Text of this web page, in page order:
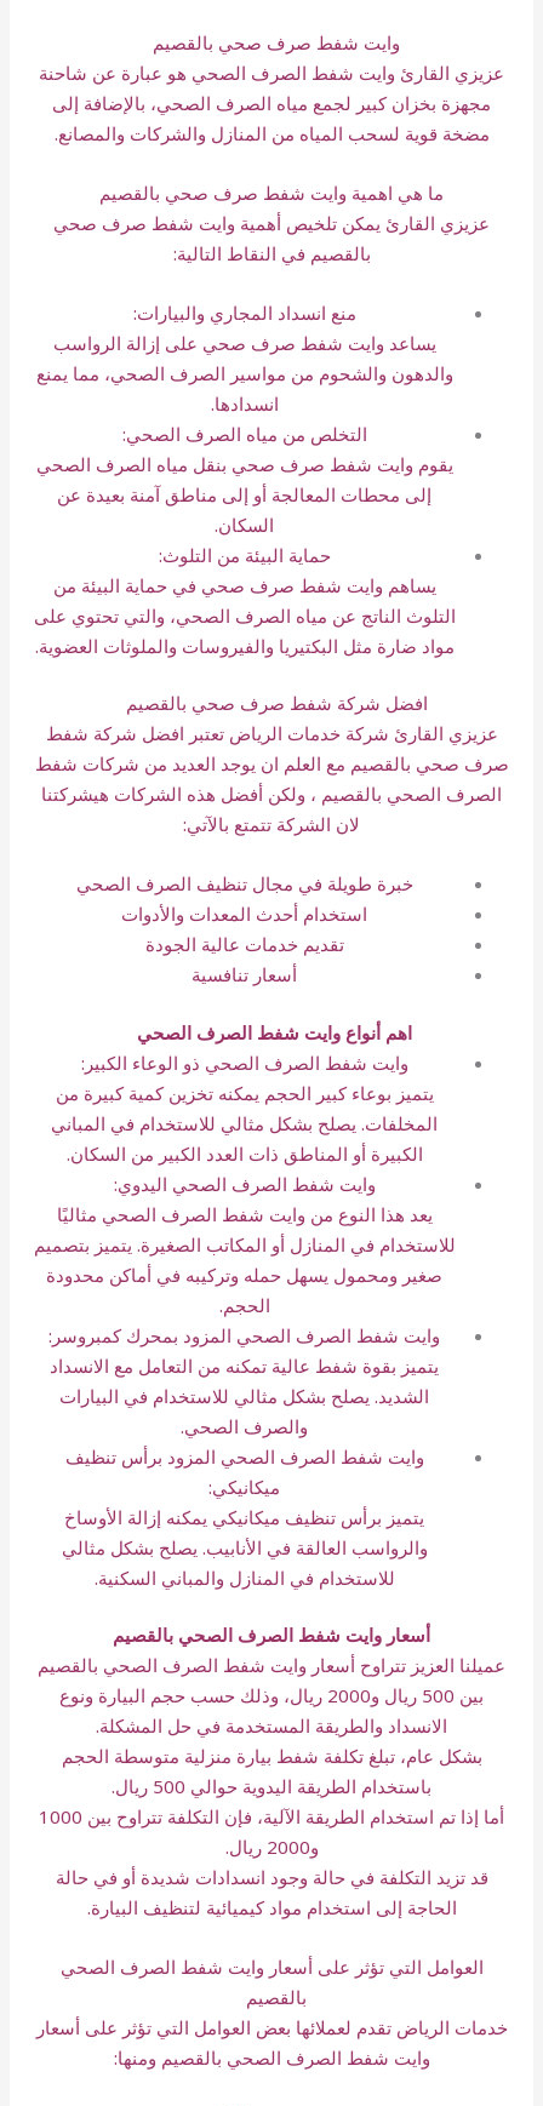
وايت شفط صرف صحي بالقصيم
عزيزي القارئ وايت شفط الصرف الصحي هو عبارة عن شاحنة
مجهزة بخزان كبير لجمع مياه الصرف الصحي، بالإضافة إلى
مضخة قوية لسحب المياه من المنازل والشركات والمصانع.
ما هي اهمية وايت شفط صرف صحي بالقصيم
عزيزي القارئ يمكن تلخيص أهمية وايت شفط صرف صحي
بالقصيم في النقاط التالية:
منع انسداد المجاري والبيارات:
يساعد وايت شفط صرف صحي على إزالة الرواسب
والدهون والشحوم من مواسير الصرف الصحي، مما يمنع
انسدادها.
التخلص من مياه الصرف الصحي:
يقوم وايت شفط صرف صحي بنقل مياه الصرف الصحي
إلى محطات المعالجة أو إلى مناطق آمنة بعيدة عن
السكان.
حماية البيئة من التلوث:
يساهم وايت شفط صرف صحي في حماية البيئة من
التلوث الناتج عن مياه الصرف الصحي، والتي تحتوي على
مواد ضارة مثل البكتيريا والفيروسات والملوثات العضوية.
افضل شركة شفط صرف صحي بالقصيم
عزيزي القارئ شركة خدمات الرياض تعتبر افضل شركة شفط
صرف صحي بالقصيم مع العلم ان يوجد العديد من شركات شفط
الصرف الصحي بالقصيم ، ولكن أفضل هذه الشركات هيشركتنا
لان الشركة تتمتع بالآتي:
خبرة طويلة في مجال تنظيف الصرف الصحي
استخدام أحدث المعدات والأدوات
تقديم خدمات عالية الجودة
أسعار تنافسية
اهم أنواع وايت شفط الصرف الصحي
وايت شفط الصرف الصحي ذو الوعاء الكبير:
يتميز بوعاء كبير الحجم يمكنه تخزين كمية كبيرة من
المخلفات. يصلح بشكل مثالي للاستخدام في المباني
الكبيرة أو المناطق ذات العدد الكبير من السكان.
وايت شفط الصرف الصحي اليدوي:
يعد هذا النوع من وايت شفط الصرف الصحي مثاليًا
للاستخدام في المنازل أو المكاتب الصغيرة. يتميز بتصميم
صغير ومحمول يسهل حمله وتركيبه في أماكن محدودة
الحجم.
وايت شفط الصرف الصحي المزود بمحرك كمبروسر:
يتميز بقوة شفط عالية تمكنه من التعامل مع الانسداد
الشديد. يصلح بشكل مثالي للاستخدام في البيارات
والصرف الصحي.
وايت شفط الصرف الصحي المزود برأس تنظيف
ميكانيكي:
يتميز برأس تنظيف ميكانيكي يمكنه إزالة الأوساخ
والرواسب العالقة في الأنابيب. يصلح بشكل مثالي
للاستخدام في المنازل والمباني السكنية.
أسعار وايت شفط الصرف الصحي بالقصيم
عميلنا العزيز تتراوح أسعار وايت شفط الصرف الصحي بالقصيم
بين 500 ريال و2000 ريال، وذلك حسب حجم البيارة ونوع
الانسداد والطريقة المستخدمة في حل المشكلة.
بشكل عام، تبلغ تكلفة شفط بيارة منزلية متوسطة الحجم
باستخدام الطريقة اليدوية حوالي 500 ريال.
أما إذا تم استخدام الطريقة الآلية، فإن التكلفة تتراوح بين 1000
و2000 ريال.
قد تزيد التكلفة في حالة وجود انسدادات شديدة أو في حالة
الحاجة إلى استخدام مواد كيميائية لتنظيف البيارة.
العوامل التي تؤثر على أسعار وايت شفط الصرف الصحي
بالقصيم
خدمات الرياض تقدم لعملائها بعض العوامل التي تؤثر على أسعار
وايت شفط الصرف الصحي بالقصيم ومنها: